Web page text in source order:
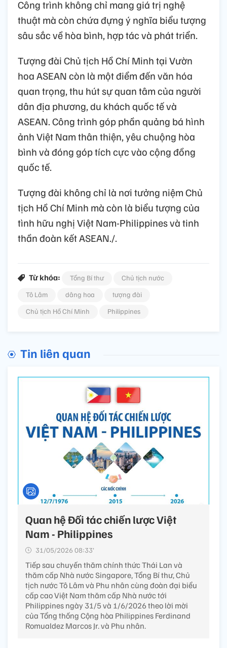
Công trình không chỉ mang giá trị nghệ
thuật mà còn chứa đựng ý nghĩa biểu tượng
sâu sắc về hòa bình, hợp tác và phát triển.
Tượng đài Chủ tịch Hồ Chí Minh tại Vườn
hoa ASEAN còn là một điểm đến văn hóa
quan trọng, thu hút sự quan tâm của người
dân địa phương, du khách quốc tế và
ASEAN. Công trình góp phần quảng bá hình
ảnh Việt Nam thân thiện, yêu chuộng hòa
bình và đóng góp tích cực vào cộng đồng
quốc tế.
Tượng đài không chỉ là nơi tưởng niệm Chủ
tịch Hồ Chí Minh mà còn là biểu tượng của
tình hữu nghị Việt Nam-Philippines và tinh
thần đoàn kết ASEAN./.
Từ khóa: Tổng Bí thư
Chủ tịch nước
Tô Lâm
dâng hoa
tượng đài
Chủ tịch Hồ Chí Minh
Philippines
Tin liên quan
Quan hệ Đối tác chiến lược Việt
Nam - Philippines
31/05/2026 08:33’
Tiếp sau chuyến thăm chính thức Thái Lan và
thăm cấp Nhà nước Singapore, Tổng Bí thư, Chủ
tịch nước Tô Lâm và Phu nhân cùng đoàn đại biểu
cấp cao Việt Nam thăm cấp Nhà nước tới
Philippines ngày 31/5 và 1/6/2026 theo lời mời
của Tổng thống Cộng hòa Philippines Ferdinand
Romualdez Marcos Jr. và Phu nhân.